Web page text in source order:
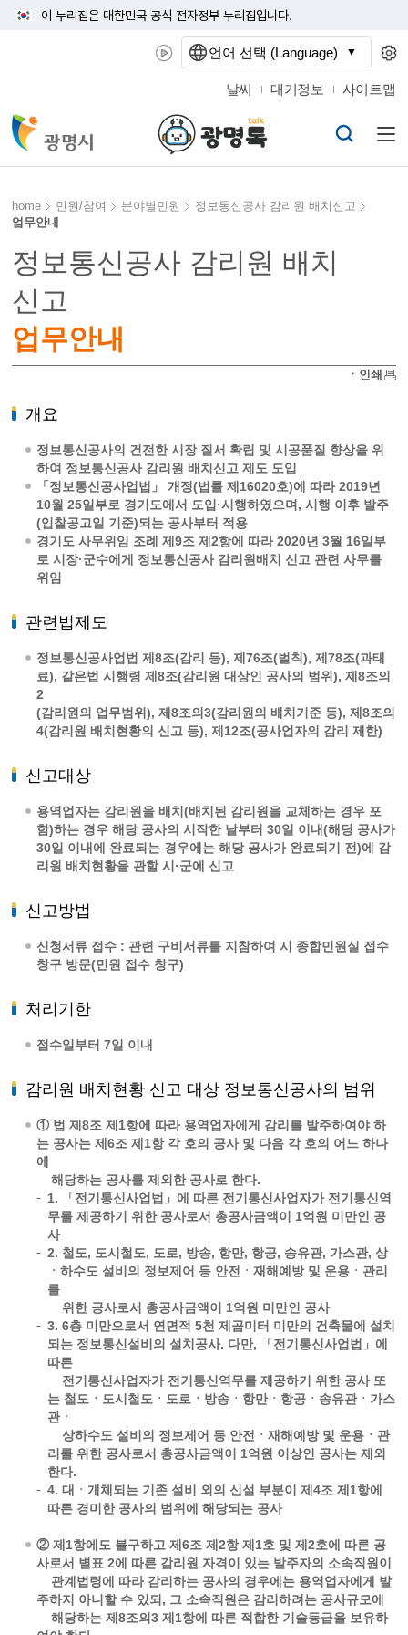
이 누리집은 대한민국 공식 전자정부 누리집입니다.
날씨 대기정보 사이트맵
home 민원/참여 분야별민원
정보통신공사 감리원 배치신고
업무안내
정보통신공사 감리원 배치
신고
업무안내
ㆍ인쇄
개요
정보통신공사의 건전한 시장 질서 확립 및 시공품질 향상을 위
하여 정보통신공사 감리원 배치신고 제도 도입
「정보통신공사업법」 개정(법률 제16020호)에 따라 2019년
10월 25일부로 경기도에서 도입·시행하였으며, 시행 이후 발주
(입찰공고일 기준)되는 공사부터 적용
경기도 사무위임 조례 제9조 제2항에 따라 2020년 3월 16일부
로 시장·군수에게 정보통신공사 감리원배치 신고 관련 사무를
위임
관련법제도
정보통신공사업법 제8조(감리 등), 제76조(벌칙), 제78조(과태
료), 같은법 시행령 제8조(감리원 대상인 공사의 범위), 제8조의
2
(감리원의 업무범위), 제8조의3(감리원의 배치기준 등), 제8조의
4(감리원 배치현황의 신고 등), 제12조(공사업자의 감리 제한)
신고대상
용역업자는 감리원을 배치(배치된 감리원을 교체하는 경우 포
함)하는 경우 해당 공사의 시작한 날부터 30일 이내(해당 공사가
30일 이내에 완료되는 경우에는 해당 공사가 완료되기 전)에 감
리원 배치현황을 관할 시·군에 신고
신고방법
신청서류 접수 : 관련 구비서류를 지참하여 시 종합민원실 접수
창구 방문(민원 접수 창구)
처리기한
접수일부터 7일 이내
감리원 배치현황 신고 대상 정보통신공사의 범위
① 법 제8조 제1항에 따라 용역업자에게 감리를 발주하여야 하
는 공사는 제6조 제1항 각 호의 공사 및 다음 각 호의 어느 하나
에
해당하는 공사를 제외한 공사로 한다.
1. 「전기통신사업법」에 따른 전기통신사업자가 전기통신역
무를 제공하기 위한 공사로서 총공사금액이 1억원 미만인 공
사
2. 철도, 도시철도, 도로, 방송, 항만, 항공, 송유관, 가스관, 상
ㆍ하수도 설비의 정보제어 등 안전ㆍ재해예방 및 운용ㆍ관리
를
위한 공사로서 총공사금액이 1억원 미만인 공사
3. 6층 미만으로서 연면적 5천 제곱미터 미만의 건축물에 설치
되는 정보통신설비의 설치공사. 다만, 「전기통신사업법」에
따른
전기통신사업자가 전기통신역무를 제공하기 위한 공사 또
는 철도ㆍ도시철도ㆍ도로ㆍ방송ㆍ항만ㆍ항공ㆍ송유관ㆍ가스
관ㆍ
상하수도 설비의 정보제어 등 안전ㆍ재해예방 및 운용ㆍ관
리를 위한 공사로서 총공사금액이 1억원 이상인 공사는 제외
한다.
4. 대ㆍ개체되는 기존 설비 외의 신설 부분이 제4조 제1항에
따른 경미한 공사의 범위에 해당되는 공사
② 제1항에도 불구하고 제6조 제2항 제1호 및 제2호에 따른 공
사로서 별표 2에 따른 감리원 자격이 있는 발주자의 소속직원이
관계법령에 따라 감리하는 공사의 경우에는 용역업자에게 발
주하지 아니할 수 있되, 그 소속직원은 감리하려는 공사규모에
해당하는 제8조의3 제1항에 따른 적합한 기술등급을 보유하
언어 선택 (Language)